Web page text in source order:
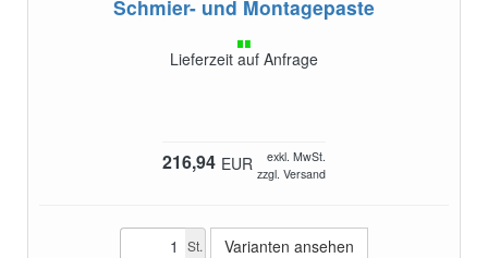
Schmier- und Montagepaste
Lieferzeit auf Anfrage
216,94 EUR
exkl. MwSt.
zzgl. Versand
St. Varianten ansehen